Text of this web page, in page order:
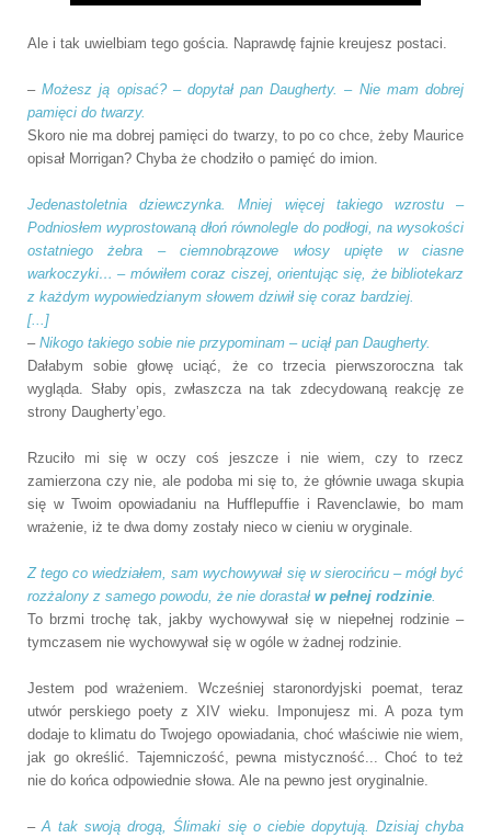
Ale i tak uwielbiam tego gościa. Naprawdę fajnie kreujesz postaci.
– Możesz ją opisać? – dopytał pan Daugherty. – Nie mam dobrej
pamięci do twarzy.
Skoro nie ma dobrej pamięci do twarzy, to po co chce, żeby Maurice
opisał Morrigan? Chyba że chodziło o pamięć do imion.
Jedenastoletnia dziewczynka. Mniej więcej takiego wzrostu –
Podniosłem wyprostowaną dłoń równolegle do podłogi, na wysokości
ostatniego żebra – ciemnobrązowe włosy upięte w ciasne
warkoczyki… – mówiłem coraz ciszej, orientując się, że bibliotekarz
z każdym wypowiedzianym słowem dziwił się coraz bardziej.
[...]
– Nikogo takiego sobie nie przypominam – uciął pan Daugherty.
Dałabym sobie głowę uciąć, że co trzecia pierwszoroczna tak
wygląda. Słaby opis, zwłaszcza na tak zdecydowaną reakcję ze
strony Daugherty’ego.
Rzuciło mi się w oczy coś jeszcze i nie wiem, czy to rzecz
zamierzona czy nie, ale podoba mi się to, że głównie uwaga skupia
się w Twoim opowiadaniu na Hufflepuffie i Ravenclawie, bo mam
wrażenie, iż te dwa domy zostały nieco w cieniu w oryginale.
Z tego co wiedziałem, sam wychowywał się w sierocińcu – mógł być
rozżalony z samego powodu, że nie dorastał w pełnej rodzinie
To brzmi trochę tak, jakby wychowywał się w niepełnej rodzinie –
tymczasem nie wychowywał się w ogóle w żadnej rodzinie.
Jestem pod wrażeniem. Wcześniej staronordyjski poemat, teraz
utwór perskiego poety z XIV wieku. Imponujesz mi. A poza tym
dodaje to klimatu do Twojego opowiadania, choć właściwie nie wiem,
jak go określić. Tajemniczość, pewna mistyczność... Choć to też
nie do końca odpowiednie słowa. Ale na pewno jest oryginalnie.
– A tak swoją drogą, Ślimaki się o ciebie dopytują. Dzisiaj chyba